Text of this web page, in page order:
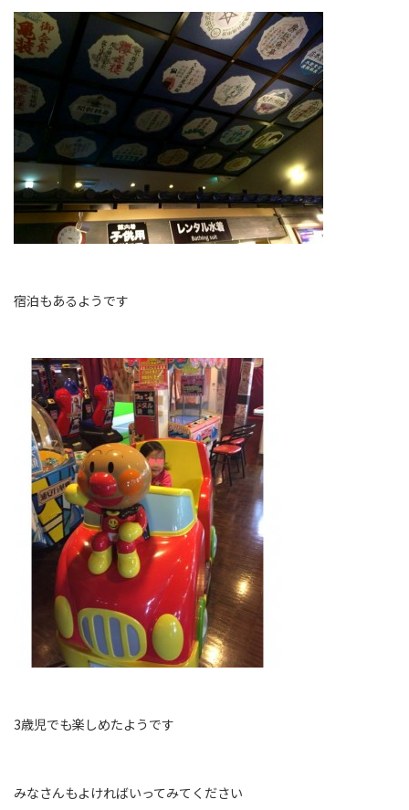
宿泊もあるようです
3歳児でも楽しめたようです
みなさんもよければいってみてください